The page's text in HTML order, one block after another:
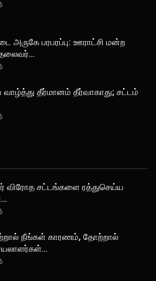
அருகே பரபரப்பு: ஊராட்சி மன்ற
வாழ்த்து தீர்மானம் தீர்வாகாது; சட்டம்
விரோத சட்டங்களை ரத்துசெய்ய
நீங்கள் காரணம், தோற்றால்